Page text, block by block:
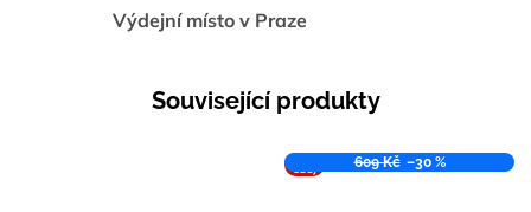
Výdejní místo v Praze
Související produkty
ODEJ
609 Kč –30 %